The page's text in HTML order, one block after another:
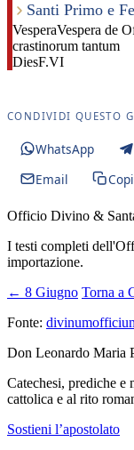
Santi Primo e
VesperaVespera de
crastinorum tantum
DiesF.VI
CONDIVIDI QUESTO
WhatsApp
Email
Officio Divino &
I testi completi
importazione.
← 8 Giugno Torna a
Fonte:
Don Leonardo Maria
Catechesi, prediche e
cattolica e al rito
Sostieni l’apostolato